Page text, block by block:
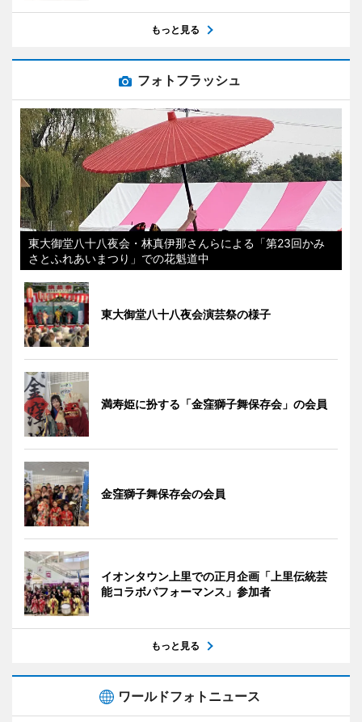
もっと見る
フォトフラッシュ
東大御堂八十八夜会・林真伊那さんらによる「第23回かみ
さとふれあいまつり」での花魁道中
東大御堂八十八夜会演芸祭の様子
満寿姫に扮する「金窪獅子舞保存会」の会員
金窪獅子舞保存会の会員
イオンタウン上里での正月企画「上里伝統芸
能コラボパフォーマンス」参加者
もっと見る
ワールドフォトニュース